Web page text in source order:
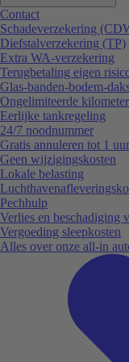
Contact
Schadeverzekering
Diefstalverzekering (TP)
Extra WA-verzekering
Terugbetaling eigen
Glas-banden-bodem-
Ongelimiteerde
Eerlijke tankregeling
24/7 noodnummer
Gratis annuleren tot 1
Geen wijzigingskosten
Lokale belasting
Pechhulp
Verlies en beschadiging
Vergoeding sleepkosten
Alles over onze all-in